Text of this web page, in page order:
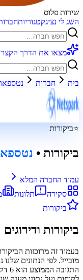
שירות פלוס
השג לי נציגקטגוריות
מצאו את הדרך
בית חברות
⭐ביקורות
ביקורות •
עמוד החברה המלא
סקירה
תלונות
ביקורות
ביקורות
בעמוד זה מרוכזות